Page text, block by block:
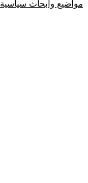
مواضيع وابحاث سياسية